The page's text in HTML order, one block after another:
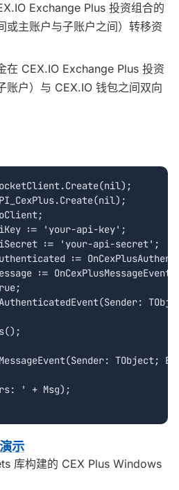
Exchange Plus 投资组合的
或主账户与子账户之间）转移资
在 CEX.IO Exchange Plus 投资
账户）与 CEX.IO 钱包之间双向
:= 'your-api-key';
:= 'your-api-secret';
:=
:= OnCexPlusMessageEvent;
TObject;
' + Msg);
示
库构建的 CEX Plus Windows